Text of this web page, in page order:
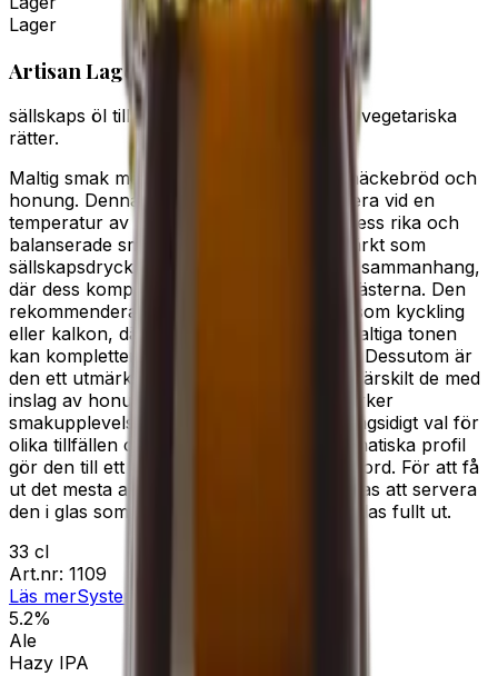
Lager
Artisan Lager
sällskaps öl till rätter av ljust kött, eller till vegetariska
rätter.
Maltig smak med inslag av apelsinskal, knäckebröd och
honung. Denna dryck är idealisk att servera vid en
temperatur av 8-10°C, vilket framhäver dess rika och
balanserade smakprofil. Den passar utmärkt som
sällskapsdryck och kan avnjutas i sociala sammanhang,
där dess komplexitet kan uppskattas av gästerna. Den
rekommenderas till rätter av ljust kött, såsom kyckling
eller kalkon, där den milda sötman och maltiga tonen
kan komplettera köttets naturliga smaker. Dessutom är
den ett utmärkt val till vegetariska rätter, särskilt de med
inslag av honung eller citrus, vilket förstärker
smakupplevelsen. Denna dryck är ett mångsidigt val för
olika tillfällen och matstilar, och dess aromatiska profil
gör den till ett uppskattat inslag på varje bord. För att få
ut det mesta av dess smak, rekommenderas att servera
den i glas som tillåter aromerna att utvecklas fullt ut.
33 cl
Art.nr: 1109
Läs merSystembolaget
5.2%
Ale
Hazy IPA